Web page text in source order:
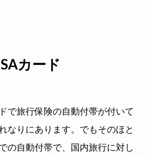
カード
で旅行保険の自動付帯が付いて
なりにあります。でもそのほと
の自動付帯で、国内旅行に対し